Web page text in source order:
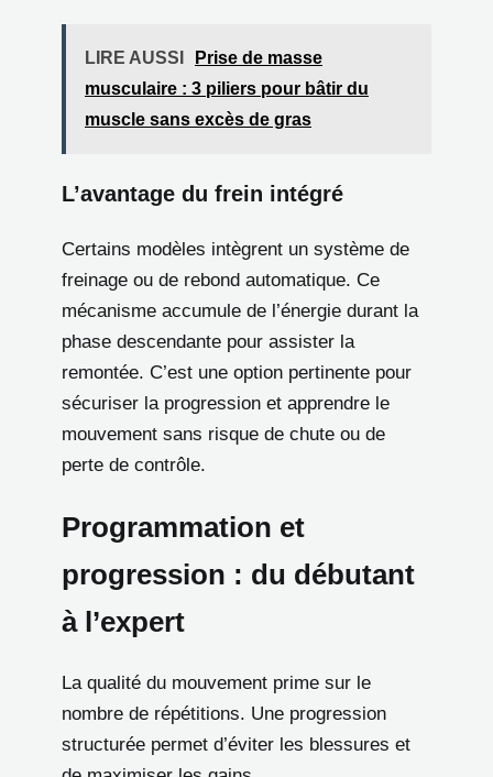
LIRE AUSSI
Prise de masse
musculaire : 3 piliers pour bâtir du
muscle sans excès de gras
L’avantage du frein intégré
Certains modèles intègrent un système de
freinage ou de rebond automatique. Ce
mécanisme accumule de l’énergie durant la
phase descendante pour assister la
remontée. C’est une option pertinente pour
sécuriser la progression et apprendre le
mouvement sans risque de chute ou de
perte de contrôle.
Programmation et
progression : du débutant
à l’expert
La qualité du mouvement prime sur le
nombre de répétitions. Une progression
structurée permet d’éviter les blessures et